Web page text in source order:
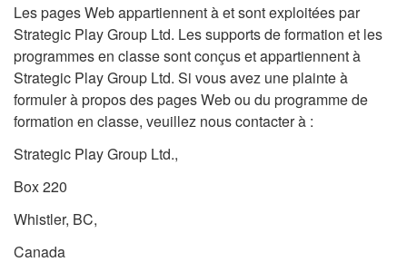
Les pages Web appartiennent à et sont exploitées par
Strategic Play Group Ltd. Les supports de formation et les
programmes en classe sont conçus et appartiennent à
Strategic Play Group Ltd. Si vous avez une plainte à
formuler à propos des pages Web ou du programme de
formation en classe, veuillez nous contacter à :
Strategic Play Group Ltd.,
Box 220
Whistler, BC,
Canada